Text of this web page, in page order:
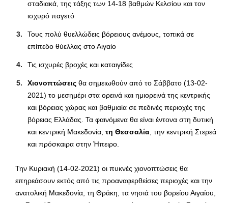
σταδιακά, της τάξης των 14-18 βαθμών Κελσίου και τον
ισχυρό παγετό
Τους πολύ θυελλώδεις βόρειους ανέμους, τοπικά σε
επίπεδο θύελλας στο Αιγαίο
Τις ισχυρές βροχές και καταιγίδες
Χιονοπτώσεις θα σημειωθούν από το Σάββατο (13-02-
2021) το μεσημέρι στα ορεινά και ημιορεινά της κεντρικής
και βόρειας χώρας και βαθμιαία σε πεδινές περιοχές της
βόρειας Ελλάδας. Τα φαινόμενα θα είναι έντονα στη δυτική
και κεντρική Μακεδονία, τη Θεσσαλία , την κεντρική Στερεά
και πρόσκαιρα στην Ήπειρο.
Την Κυριακή (14-02-2021) οι πυκνές χιονοπτώσεις θα
επηρεάσουν εκτός από τις προαναφερθείσες περιοχές και την
ανατολική Μακεδονία, τη Θράκη, τα νησιά του βορείου Αιγαίου,